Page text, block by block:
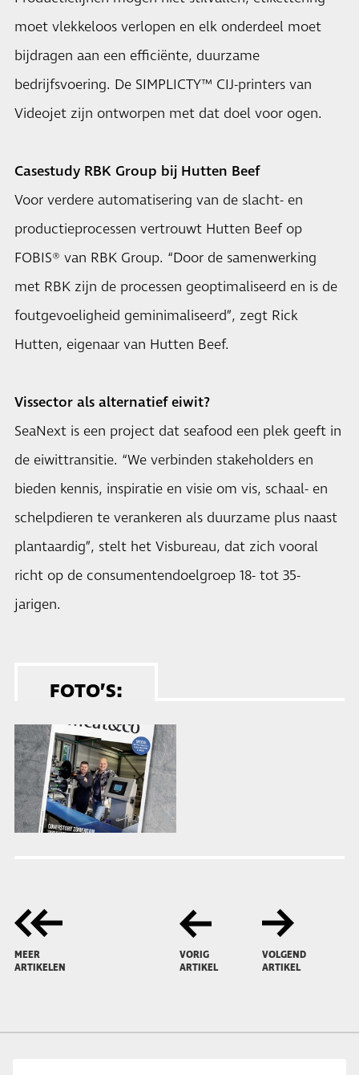
moet vlekkeloos verlopen en elk onderdeel moet
bijdragen aan een efficiënte, duurzame
bedrijfsvoering. De SIMPLICTY™ CIJ-printers van
Videojet zijn ontworpen met dat doel voor ogen.
Casestudy RBK Group bij Hutten Beef
Voor verdere automatisering van de slacht- en
productieprocessen vertrouwt Hutten Beef op
FOBIS® van RBK Group. “Door de samenwerking
met RBK zijn de processen geoptimaliseerd en is de
foutgevoeligheid geminimaliseerd”, zegt Rick
Hutten, eigenaar van Hutten Beef.
Vissector als alternatief eiwit?
SeaNext is een project dat seafood een plek geeft in
de eiwittransitie. “We verbinden stakeholders en
bieden kennis, inspiratie en visie om vis, schaal- en
schelpdieren te verankeren als duurzame plus naast
plantaardig”, stelt het Visbureau, dat zich vooral
richt op de consumentendoelgroep 18- tot 35-
jarigen.
FOTO’S:
MEER
ARTIKELEN
VORIG
ARTIKEL
VOLGEND
ARTIKEL